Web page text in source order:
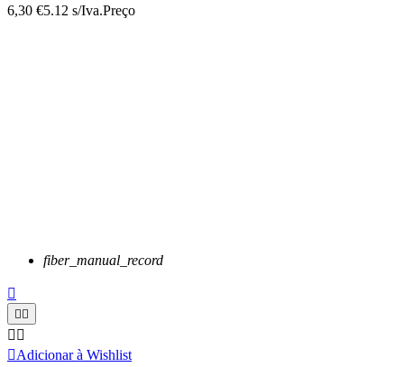
6,30 €5.12 s/Iva.Preço
fiber_manual_record

 
 
Adicionar à Wishlist